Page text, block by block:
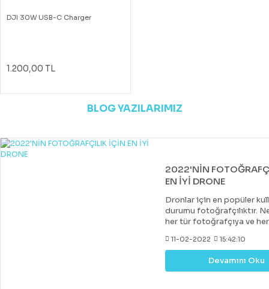
DJI 30W USB-C Charger
1.200,00 TL
BLOG YAZILARIMIZ
2022'NİN
EN İYİ DRONE
Dronlar için en popüler
durumu fotoğrafçılıktır.
her tür fotoğrafçıya ve
drone, DJI tarafından
diğer markalar tarafından
değerli rakipler de vardır.
Devamını Oku
11-02-2022 15:42:10